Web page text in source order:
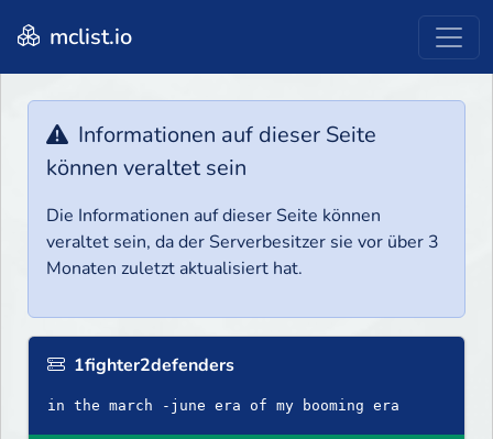
mclist.io
Informationen auf dieser Seite
können veraltet sein
Die Informationen auf dieser Seite können
veraltet sein, da der Serverbesitzer sie vor über 3
Monaten zuletzt aktualisiert hat.
1fighter2defenders
in the march -june era of my booming era